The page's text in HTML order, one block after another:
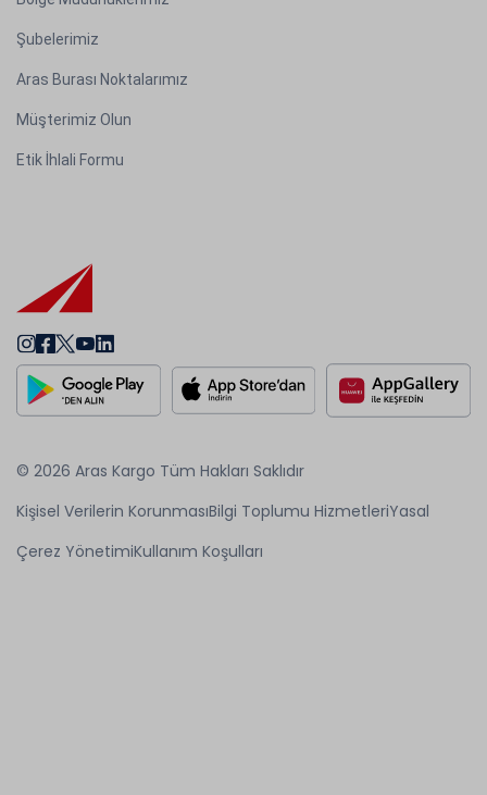
Şubelerimiz
Aras Burası Noktalarımız
Müşterimiz Olun
Etik İhlali Formu
© 2026 Aras Kargo Tüm Hakları Saklıdır
Kişisel Verilerin KorunmasıBilgi Toplumu HizmetleriYasal
Çerez YönetimiKullanım Koşulları